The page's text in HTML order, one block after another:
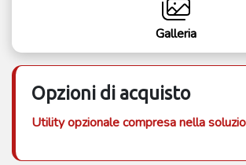
Galleria
Opzioni di acquisto
Utility opzionale compresa nella